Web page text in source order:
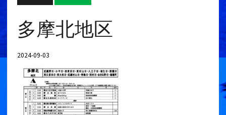
多摩北地区
2024-09-03